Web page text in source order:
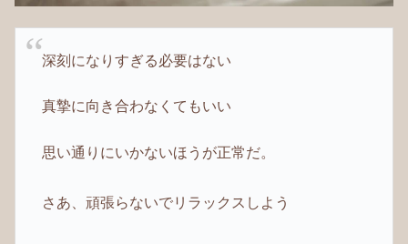
深刻になりすぎる必要はない
真摯に向き合わなくてもいい
思い通りにいかないほうが正常だ。
さあ、頑張らないでリラックスしよう